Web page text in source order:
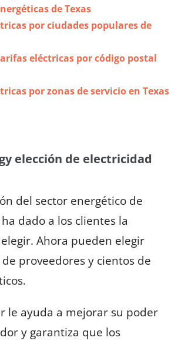
de Texas
por ciudades populares de
eléctricas por código postal
por zonas de servicio en Texas
elección de electricidad
del sector energético de
dado a los clientes la
Ahora pueden elegir
proveedores y cientos de
le ayuda a mejorar su poder
y garantiza que los